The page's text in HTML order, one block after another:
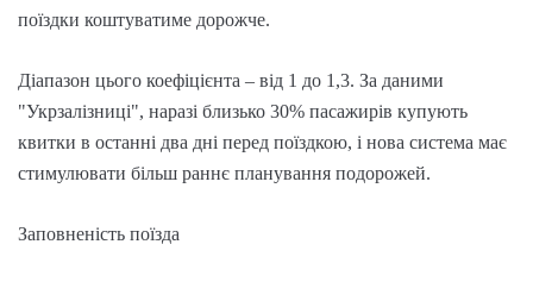
поїздки коштуватиме дорожче.
Діапазон цього коефіцієнта – від 1 до 1,3. За даними
"Укрзалізниці", наразі близько 30% пасажирів купують
квитки в останні два дні перед поїздкою, і нова система має
стимулювати більш раннє планування подорожей.
Заповненість поїзда